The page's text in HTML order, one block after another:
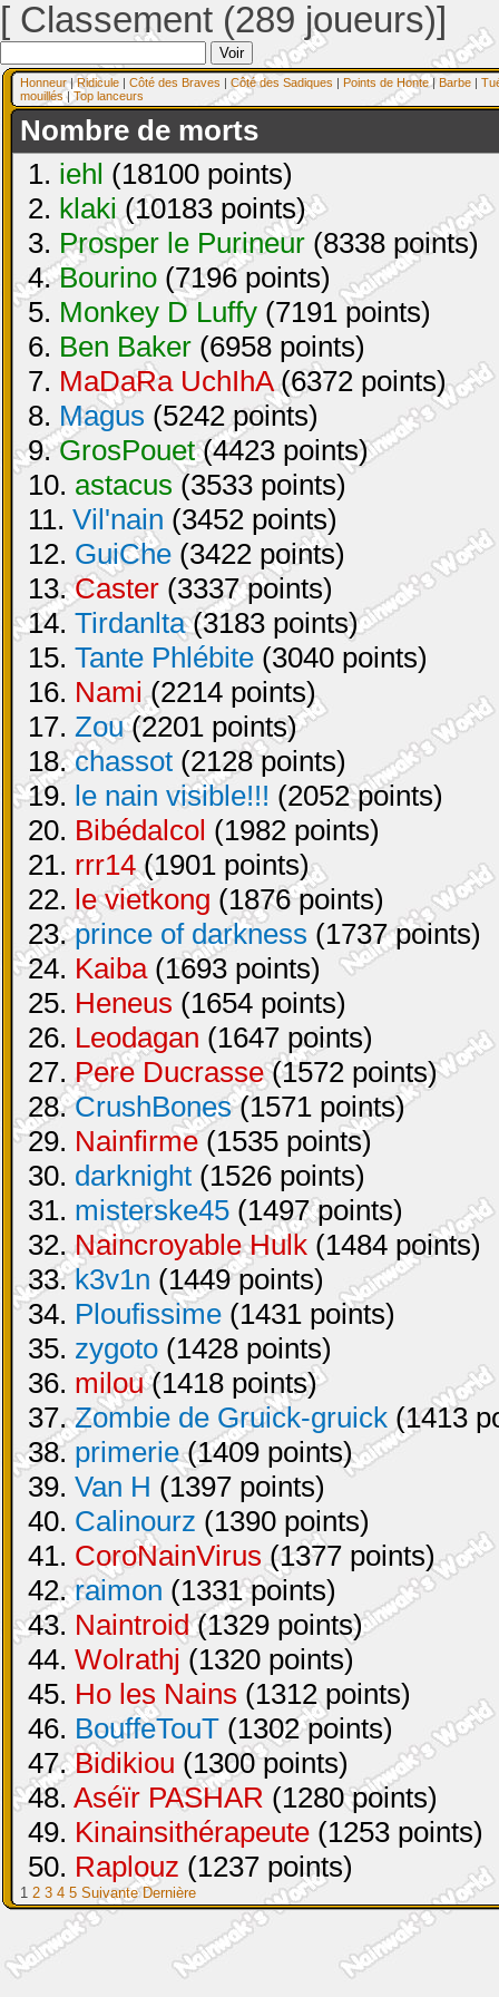
[ Classement (289 joueurs)]
Honneur|Ridicule | Côté des Braves | Côté des Sadiques | Points de Honte| Barbe |
mouillés| Top lanceurs
Nombre de morts
1. iehl (18100 points)
2. klaki(10183 points)
3. Prosper le Purineur (8338 points)
4.Bourino (7196 points)
5. Monkey D Luffy (7191 points)
6. Ben Baker (6958 points)
7. MaDaRa UchIhA(6372 points)
8. Magus (5242 points)
9.GrosPouet(4423 points)
10. astacus (3533 points)
11. Vil'nain (3452 points)
12. GuiChe (3422 points)
13.Caster (3337 points)
14. Tirdanlta(3183 points)
15. Tante Phlébite (3040 points)
16. Nami(2214 points)
17. Zou(2201 points)
18.chassot (2128 points)
19. le nain visible!!! (2052 points)
20. Bibédalcol (1982 points)
21. rrr14(1901 points)
22. le vietkong (1876 points)
23.prince of darkness (1737 points)
24. Kaiba(1693 points)
25. Heneus (1654 points)
26. Leodagan (1647 points)
27. Pere Ducrasse(1572 points)
28.CrushBones(1571 points)
29. Nainfirme(1535 points)
30. darknight (1526 points)
31. misterske45 (1497 points)
32.Naincroyable Hulk (1484 points)
33.k3v1n (1449 points)
34. Ploufissime (1431 points)
35. zygoto (1428 points)
36. milou(1418 points)
37.Zombie de Gruick-gruick (1413
38.primerie(1409 points)
39. Van H (1397 points)
40. Calinourz (1390 points)
41. CoroNainVirus(1377 points)
42.raimon (1331 points)
43. Naintroid(1329 points)
44. Wolrathj (1320 points)
45. Ho les Nains (1312 points)
46. BouffeTouT (1302 points)
47.Bidikiou (1300 points)
48. Aséïr PASHAR (1280 points)
49. Kinainsithérapeute (1253 points)
50. Raplouz (1237 points)
1 2 3 4 5 Suivante Dernière